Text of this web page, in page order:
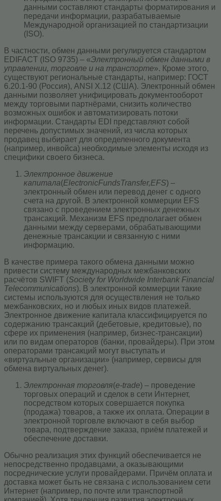
данными составляют стандарты форматирования и
передачи информации, разрабатываемые
Международной организацией по стандартизации
(ISO).
В частности, обмен данными регулируется стандартом
EDIFACT (ISO 9735) – «Электронный обмен данными в
управлении, торговле и на транспорте». Кроме этого,
существуют региональные стандарты, например: ГОСТ
6.20.1-90 (Россия), ANSI X.12 (США). Электронный обмен
данными позволяет унифицировать документооборот
между торговыми партнёрами, снизить количество
возможных ошибок и автоматизировать потоки
информации. Стандарты EDI представляют собой
перечень допустимых значений, из числа которых
продавец выбирает для определенного документа
(например, инвойса) необходимые элементы исходя из
специфики своего бизнеса.
Электронное движение
капитала(ElectronicFundsTransfer,EFS) –
электронный обмен или перевод денег с одного
счета на другой. В электронной коммерции EFS
связано с проведением электронных денежных
трансакций. Механизм EFS предполагает обмен
данными между серверами, обрабатывающими
денежные трансакции и связанную с ними
информацию.
В качестве примера такого обмена данными можно
привести систему международных межбанковских
расчётов SWIFT (Society for Worldwide Interbank Financial
Telecommunications). В электронной коммерции такие
системы используются для осуществления не только
межбанковских, но и любых иных видов платежей.
Электронное движение капитала классифицируется по
содержанию трансакций (дебетовые, кредитовые), по
сфере их применения (например, бизнес-трансакции)
или по видам операторов (банки, провайдеры). При этом
операторами трансакций могут выступать и
«виртуальные организации» (например, сервисы для
обмена виртуальных денег).
Электронная торговля(e-trade) – проведение
торговых операций и сделок в сети Интернет,
посредством которых совершается покупка
(продажа) товаров, а также их оплата. Операции в
электронной торговле включают в себя выбор
товара, подтверждение заказа, приём платежей и
обеспечение доставки.
Обычно реализация этих функций обеспечивается не
непосредственно продавцами, а оказывающими
посреднические услуги провайдерами. Причём оплата и
доставка может быть не связана с использованием сети
Интернет (например, по почте или транспортной